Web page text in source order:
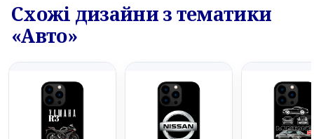
Схожі дизайни з тематики
«Авто»